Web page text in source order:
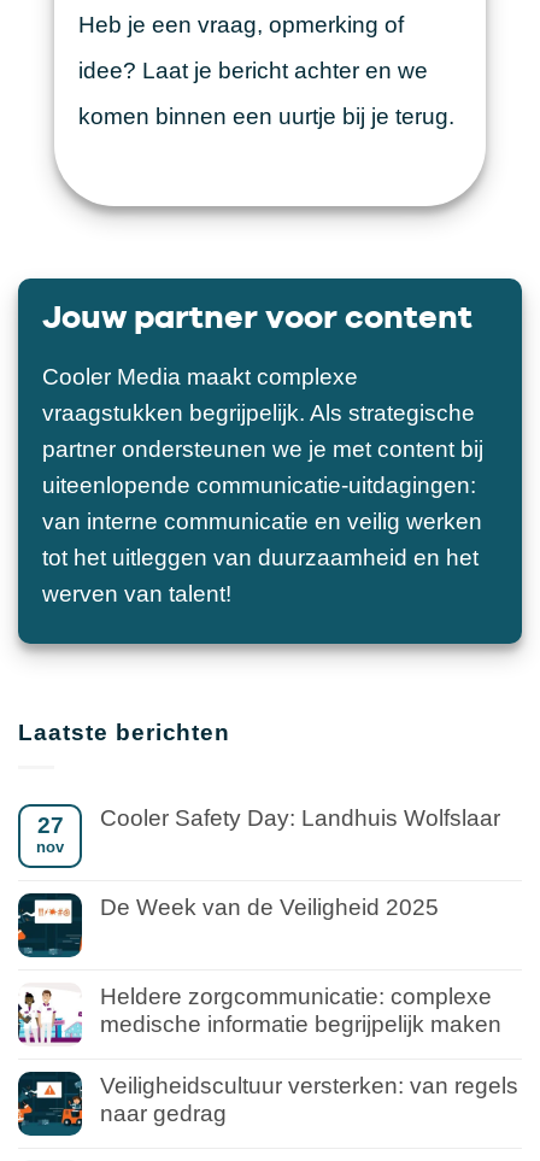
Heb je een vraag, opmerking of
idee? Laat je bericht achter en we
komen binnen een uurtje bij je terug.
Jouw partner voor content
Cooler Media maakt complexe
vraagstukken begrijpelijk. Als strategische
partner ondersteunen we je met content bij
uiteenlopende communicatie-uitdagingen:
van interne communicatie en veilig werken
tot het uitleggen van duurzaamheid en het
werven van talent!
Laatste berichten
27
nov
Cooler Safety Day: Landhuis Wolfslaar
De Week van de Veiligheid 2025
Heldere zorgcommunicatie: complexe
medische informatie begrijpelijk maken
Veiligheidscultuur versterken: van regels
naar gedrag